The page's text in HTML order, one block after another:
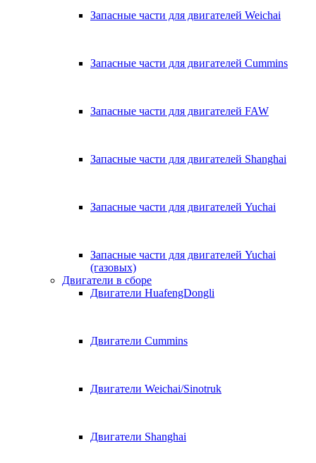
Запасные части для двигателей Weichai
Запасные части для двигателей Cummins
Запасные части для двигателей FAW
Запасные части для двигателей Shanghai
Запасные части для двигателей Yuchai
Запасные части для двигателей Yuchai
(газовых)
Двигатели в сборе
Двигатели HuafengDongli
Двигатели Cummins
Двигатели Weichai/Sinotruk
Двигатели Shanghai